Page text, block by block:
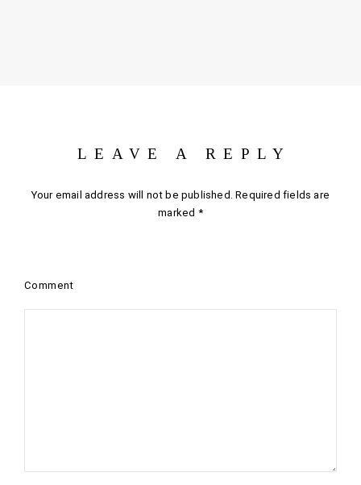
LEAVE A REPLY
Your email address will not be published. Required fields are
marked *
Comment